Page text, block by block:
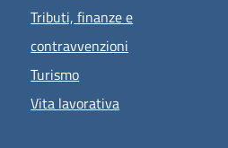
Tributi, finanze e
contravvenzioni
Turismo
Vita lavorativa